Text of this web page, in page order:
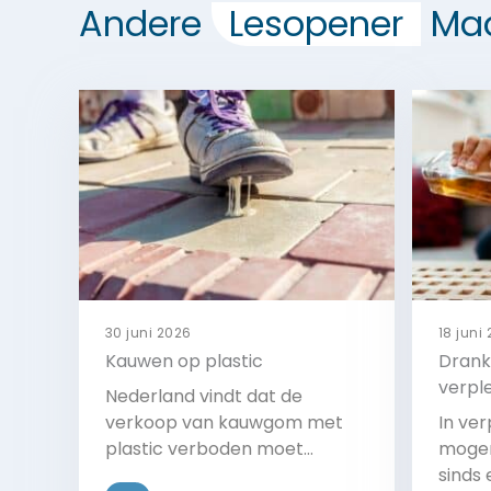
Andere Lesopener
30 juni 2026
Kauwen op plastic
Nederland vindt dat de
verkoop van kauwgom met
plastic verboden moet
18 juni
In
sinds